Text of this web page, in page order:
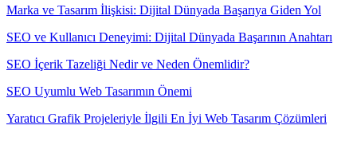
Marka ve Tasarım İlişkisi: Dijital Dünyada Başarıya Giden Yol
SEO ve Kullanıcı Deneyimi: Dijital Dünyada Başarının Anahtarı
SEO İçerik Tazeliği Nedir ve Neden Önemlidir?
SEO Uyumlu Web Tasarımın Önemi
Yaratıcı Grafik Projeleriyle İlgili En İyi Web Tasarım Çözümleri